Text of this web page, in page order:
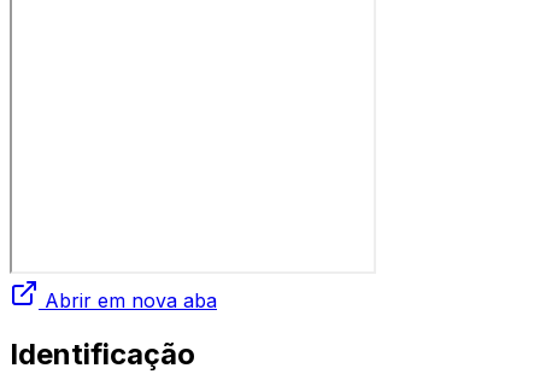
Abrir em nova aba
Identificação